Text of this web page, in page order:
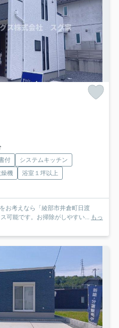
付
システムキッチン
機
浴室１坪以上
お考えなら「綾部市井倉町日渡
可能です。お掃除がしやすい... もっ